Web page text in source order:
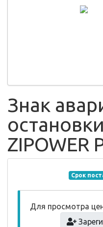
Знак
остановки
ZIPOWER
Срок
Для просмотра